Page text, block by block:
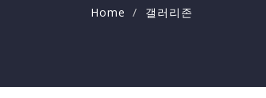
Home 갤러리존